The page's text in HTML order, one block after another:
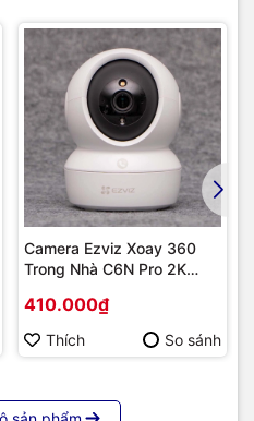
Camera Ezviz Xoay 360
Trong Nhà C6N Pro 2K
410.000₫
Thích So sánh